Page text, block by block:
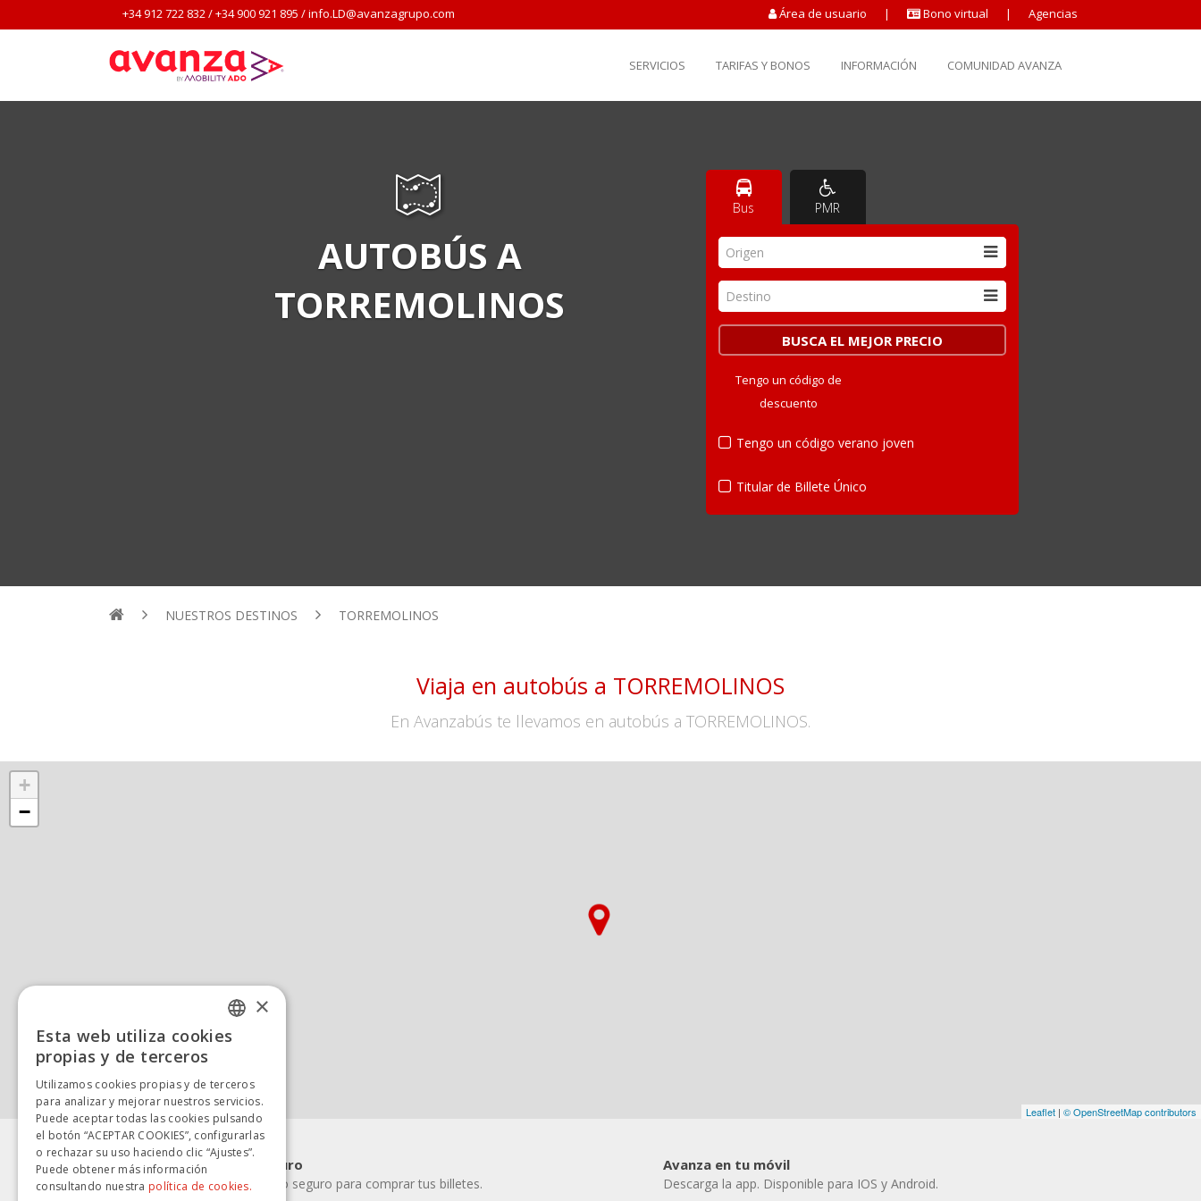
+34 912 722 832/+34 900 921 895 /info.LD@avanzagrupo.com Área de usuario | Bono virtual | Agencias
SERVICIOS TARIFAS Y BONOS INFORMACIÓN COMUNIDAD AVANZA
AUTOBÚS A
TORREMOLINOS
Bus PMR
Origen
Destino
Tengo un código de
descuento
Tengo un código verano joven
Titular de Billete Único
NUESTROS DESTINOS TORREMOLINOS
Viaja en autobús a TORREMOLINOS
En Avanzabús te llevamos en autobús a TORREMOLINOS.
+
−
Leaflet | © OpenStreetMap contributors
Pago rápido y seguro
Elige la forma de pago seguro para comprar tus billetes.
Avanza en tu móvil
Descarga la app. Disponible para IOS y Android.
SPANISH
×
Esta web utiliza cookies
propias y de terceros
Utilizamos cookies propias y de terceros
para analizar y mejorar nuestros servicios.
Puede aceptar todas las cookies pulsando
el botón “ACEPTAR COOKIES”, configurarlas
o rechazar su uso haciendo clic “Ajustes”.
Puede obtener más información
consultando nuestra política de cookies.